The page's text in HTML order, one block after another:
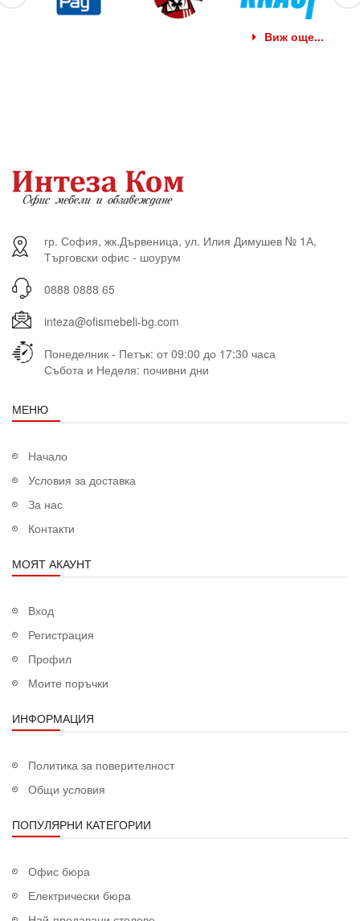
Виж още...
гр. София, жк.Дървеница, ул. Илия Димушев № 1А,
Търговски офис - шоурум
0888 0888 65
inteza@ofismebeli-bg.com
Понеделник - Петък: от 09:00 до 17:30 часа
Събота и Неделя: почивни дни
МЕНЮ
Начало
Условия за доставка
За нас
Контакти
МОЯТ АКАУНТ
Вход
Регистрация
Профил
Моите поръчки
ИНФОРМАЦИЯ
Политика за поверителност
Общи условия
ПОПУЛЯРНИ КАТЕГОРИИ
Офис бюра
Електрически бюра